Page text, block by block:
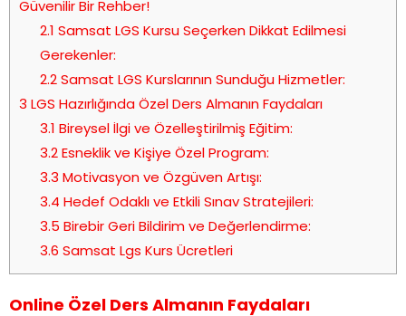
Güvenilir Bir Rehber!
2.1 Samsat LGS Kursu Seçerken Dikkat Edilmesi
Gerekenler:
2.2Samsat LGS Kurslarının Sunduğu Hizmetler:
3 LGS Hazırlığında Özel Ders Almanın Faydaları
3.1 Bireysel İlgi ve Özelleştirilmiş Eğitim:
3.2Esneklik ve Kişiye Özel Program:
3.3 Motivasyon ve Özgüven Artışı:
3.4 Hedef Odaklı ve Etkili Sınav Stratejileri:
3.5 Birebir Geri Bildirim ve Değerlendirme:
3.6 Samsat Lgs Kurs Ücretleri
Online Özel Ders Almanın Faydaları